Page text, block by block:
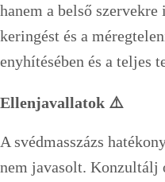
hanem a belső
keringést és a
enyhítésében és a teljes
Ellenjavallatok ⚠️
A svédmasszázs
nem javasolt. Konzultálj